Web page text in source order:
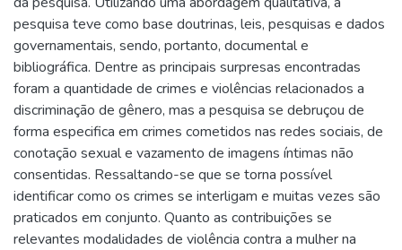
pesquisa teve como base doutrinas, leis, pesquisas e dados
governamentais, sendo, portanto, documental e
bibliográfica. Dentre as principais surpresas encontradas
foram a quantidade de crimes e violências relacionados a
discriminação de gênero, mas a pesquisa se debruçou de
forma especifica em crimes cometidos nas redes sociais, de
conotação sexual e vazamento de imagens íntimas não
consentidas. Ressaltando-se que se torna possível
identificar como os crimes se interligam e muitas vezes são
praticados em conjunto. Quanto as contribuições se
relevantes modalidades de violência contra a mulher na